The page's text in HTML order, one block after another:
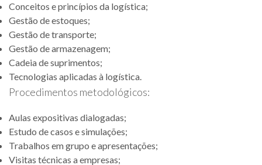
Conceitos e princípios da logística;
Gestão de estoques;
Gestão de transporte;
Gestão de armazenagem;
Cadeia de suprimentos;
Tecnologias aplicadas à logística.
Procedimentos metodológicos:
Aulas expositivas dialogadas;
Estudo de casos e simulações;
Trabalhos em grupo e apresentações;
Visitas técnicas a empresas;